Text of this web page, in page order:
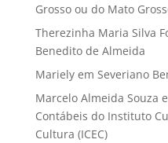
Grosso ou do Mato
Therezinha Maria Silva
Benedito de Almeida
Marielyem Severiano
Marcelo Almeida Souza
Contábeis do Instituto
Cultura (ICEC)